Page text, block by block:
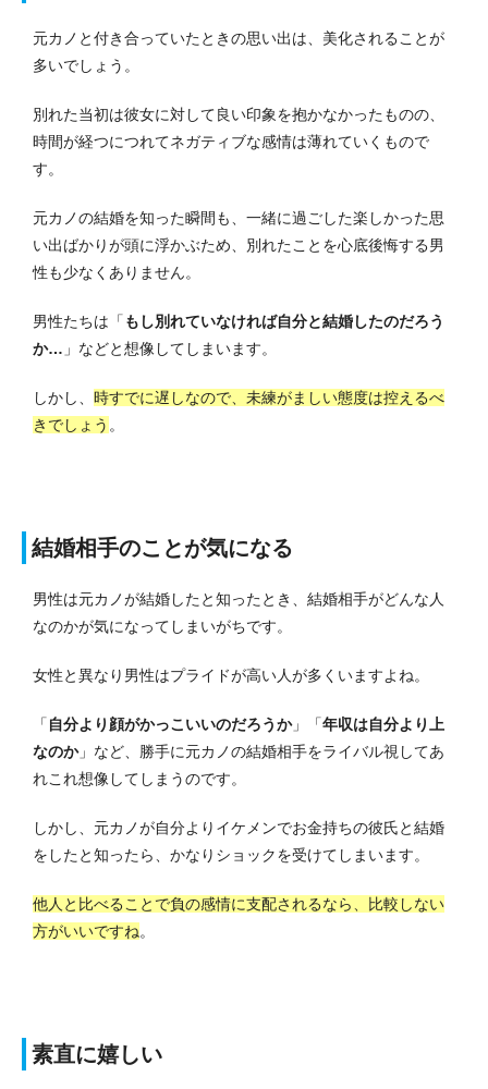
元カノと付き合っていたときの思い出は、美化されることが
多いでしょう。
別れた当初は彼女に対して良い印象を抱かなかったものの、
時間が経つにつれてネガティブな感情は薄れていくもので
す。
元カノの結婚を知った瞬間も、一緒に過ごした楽しかった思
い出ばかりが頭に浮かぶため、別れたことを心底後悔する男
性も少なくありません。
男性たちは「 もし別れていなければ自分と結婚したのだろう
か… 」などと想像してしまいます。
しかし、 時すでに遅しなので、未練がましい態度は控えるべ
きでしょう 。
結婚相手のことが気になる
男性は元カノが結婚したと知ったとき、結婚相手がどんな人
なのかが気になってしまいがちです。
女性と異なり男性はプライドが高い人が多くいますよね。
「 自分より顔がかっこいいのだろうか」「年収は自分より上
なのか」など、勝手に元カノの結婚相手をライバル視してあ
れこれ想像してしまうのです。
しかし、元カノが自分よりイケメンでお金持ちの彼氏と結婚
をしたと知ったら、かなりショックを受けてしまいます。
他人と比べることで負の感情に支配されるなら、比較しない
方がいいですね。
素直に嬉しい